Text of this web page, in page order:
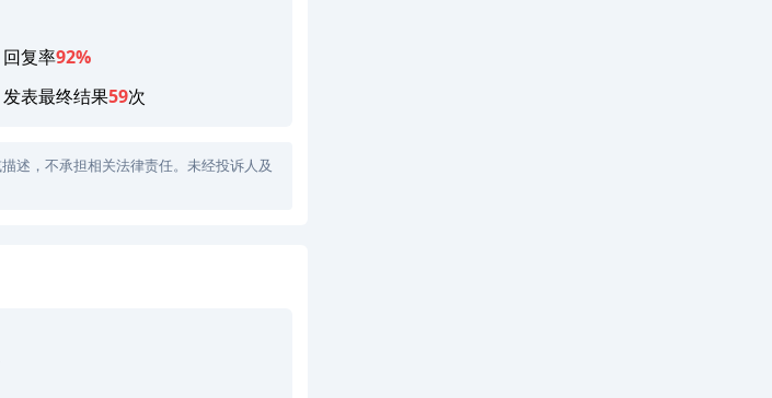
回复率92%
发表最终结果59次
述，不承担相关法律责任。未经投诉人及